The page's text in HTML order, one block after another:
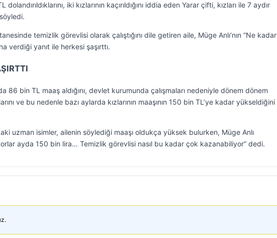
iki kızlarının kaçırıldığını iddia eden Yarar çifti, kızları ile 7 aydır
temizlik görevlisi olarak çalıştığını dile getiren aile, Müge Anlı’nın “Ne kadar
verdiği yanıt ile herkesi şaşırttı.
86 bin TL maaş aldığını, devlet kurumunda çalışmaları nedeniyle dönem dönem
ve bu nedenle bazı aylarda kızlarının maaşının 150 bin TL’ye kadar yükseldiğini
uzman isimler, ailenin söylediği maaşı oldukça yüksek bulurken, Müge Anlı
ayda 150 bin lira… Temizlik görevlisi nasıl bu kadar çok kazanabiliyor” dedi.